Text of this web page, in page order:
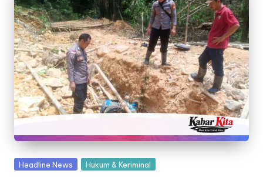
Posted
Headline News Hukum & Keriminal